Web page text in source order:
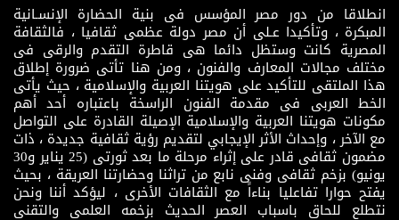
انطلاقا من دور مصر المؤسس فى بنية الحضارة الإنسـانية
المبكرة ، وتأكيدا عـلى أن مصر دولة عظمى ثقافيا ، فالثقافة
المصرية كانت وستظل دائما هى قاطرة التقدم والرقى فى
مختلف مجالات المعارف والفنون ، ومن هنا تأتى ضرورة إطلاق
هذا الملتقى للتأكيد على هويتنا العربية والإسلامية ، حيث يأتى
الخط العربى فى مقدمة الفنون الراسخة باعتباره أحد أهم
مكونات هويتنا العربية والإسلامية الإصيلة القادرة على التواصل
مع الآخر ، وإحداث الأثر الإيجابي لتقديم رؤية ثقافية جديدة ، ذات
مضمون ثقافى قادر على إثراء مرحلة ما بعد ثورتى (25 يناير و30
يونيو) بزخم ثقافى وفنى نابع من تراثنا وحضارتنا العريقة ، بحيث
يفتح حوارا تفاعليا بناءاً مع الثقافات الأخرى ، ليؤكد أننا ونحن
نتطلع للحاق باسباب العصر الحديث بزخمه العلمى والتقنى